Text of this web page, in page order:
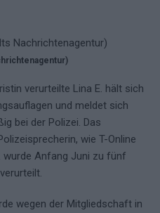
verurteilte Lina E. hält sich
und meldet sich
bei der Polizei. Das
wie T-Online
wurde Anfang Juni zu fünf
wegen der Mitgliedschaft in